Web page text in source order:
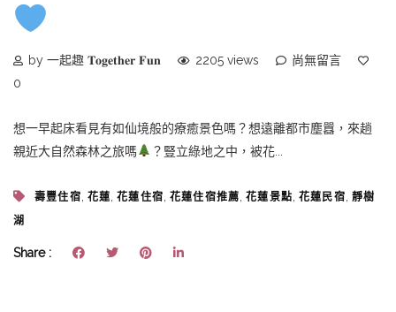
by 一起趣 𝐓𝐨𝐠𝐞𝐭𝐡𝐞𝐫 𝐅𝐮𝐧 2205 views
尚無留言
0
想一早起床看見有如仙境般的療癒景色嗎？想遠離都市塵囂，來趟
親近大自然森林之旅嗎
？豎立綠地之中，被花...
壽豐住宿 花蓮 ,花蓮住宿 ,花蓮住宿推薦 ,花蓮景點 ,花蓮民宿 靜樹
湖
Share :